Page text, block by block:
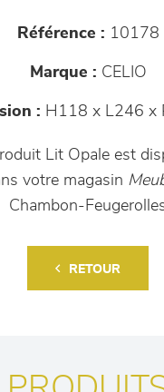
Référence : 10178
Marque : CELIO
: H118 x L246 x
Lit Opale est
votre magasin
Chambon-
RETOUR